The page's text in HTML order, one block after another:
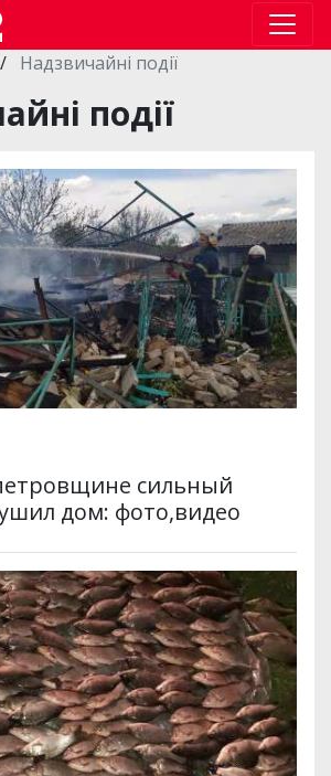
/ Надзвичайні події
події
сильный
дом: фото,видео